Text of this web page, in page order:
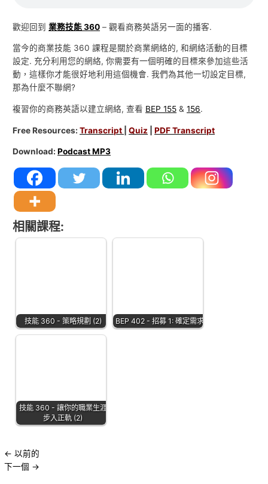
歡迎回到業務技能 360 – 觀看商務英語另一面的播客.
當今的商業技能 360 課程是關於商業網絡的, 和網絡活動的目標
設定. 充分利用您的網絡, 你需要有一個明確的目標來參加這些活
動，這樣你才能很好地利用這個機會. 我們為其他一切設定目標,
那為什麼不聯網?
複習你的商務英語以建立網絡, 查看 BEP 155 &156.
Free Resources:Transcript |Quiz |PDF Transcript
Download:Podcast MP3
相關課程:
技能 360 - 策略規劃 (2) BEP 402 - 招募 1: 確定需求
技能 360 - 讓你的職業生涯
步入正軌 (2)
← 以前的
下一個 →